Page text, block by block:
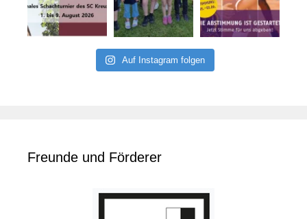
Auf Instagram folgen
Freunde und Förderer